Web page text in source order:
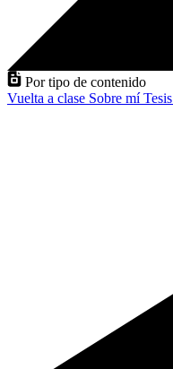
Por tipo de contenido
Vuelta a clase Sobre míTesis